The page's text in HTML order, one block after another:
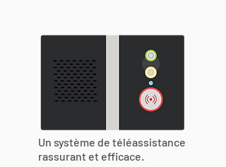
Un système de téléassistance
rassurant et efficace.